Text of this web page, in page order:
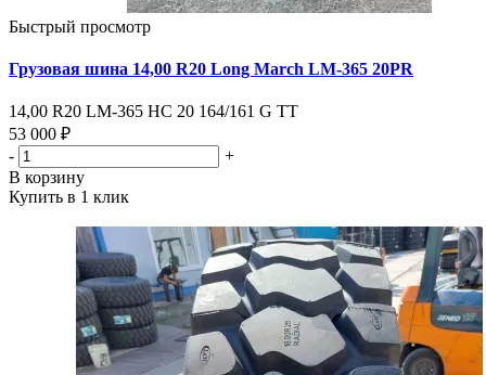
Быстрый просмотр
Грузовая шина 14,00 R20 Long March LM-365 20PR
14,00 R20 LM-365 НС 20 164/161 G ТТ
53 000 ₽
-
+
В корзину
Купить в 1 клик